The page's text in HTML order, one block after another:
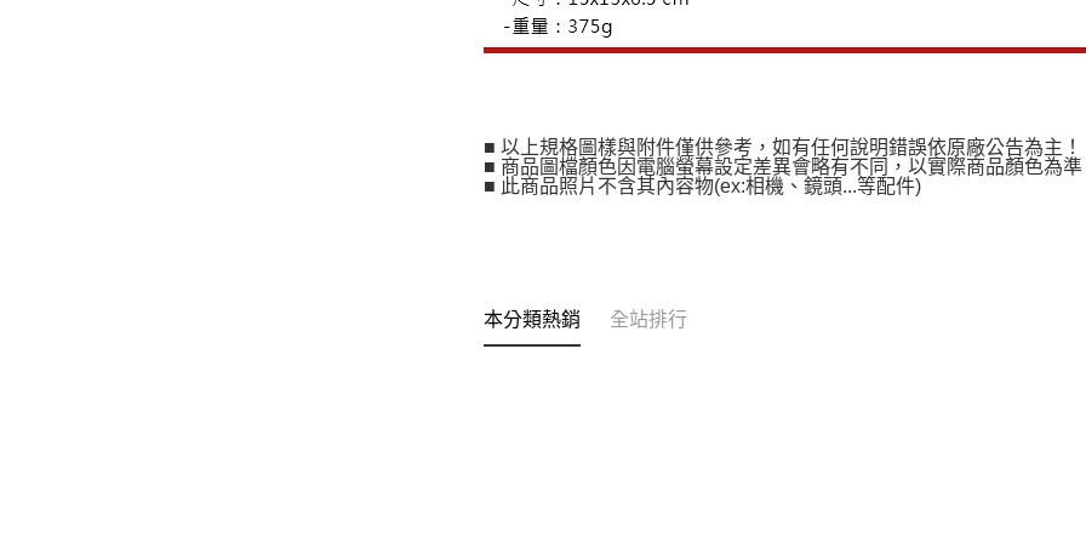
■ 以上規格圖樣與附件僅供參考，如有任何說明錯誤依原廠公告為主
■ 商品圖檔顏色因電腦螢幕設定差異會略有不同，以實際商品顏色為
■ 此商品照片不含其內容物(ex:相機、鏡頭...等配件)
本分類熱銷 全站排行